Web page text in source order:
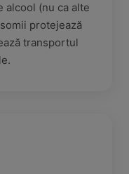
alcool (nu ca alte
protejează
transportul